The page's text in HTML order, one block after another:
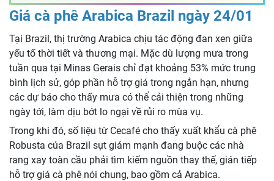
Giá cà phê Arabica Brazil ngày 24/01
Tại Brazil, thị trường Arabica chịu tác động đan xen giữa
yếu tố thời tiết và thương mại. Mặc dù lượng mưa trong
tuần qua tại Minas Gerais chỉ đạt khoảng 53% mức trung
bình lịch sử, góp phần hỗ trợ giá trong ngắn hạn, nhưng
các dự báo cho thấy mưa có thể cải thiện trong những
ngày tới, làm dịu bớt lo ngại về rủi ro mùa vụ.
Trong khi đó, số liệu từ Cecafé cho thấy xuất khẩu cà phê
Robusta của Brazil sụt giảm mạnh đang buộc các nhà
rang xay toàn cầu phải tìm kiếm nguồn thay thế, gián tiếp
hỗ trợ giá cà phê nói chung, bao gồm cả Arabica.